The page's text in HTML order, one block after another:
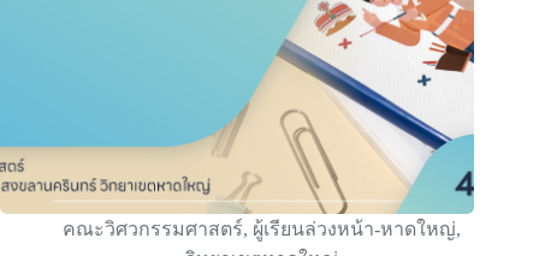
คณะวิศวกรรมศาสตร์, ผู้เรียนล่วงหน้า-หาดใหญ่,